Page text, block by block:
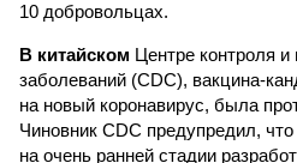
10 добровольцах.
В китайском Центре контроля
заболеваний (CDC), вакцина-
на новый коронавирус, была
Чиновник CDC предупредил,
на очень ранней стадии